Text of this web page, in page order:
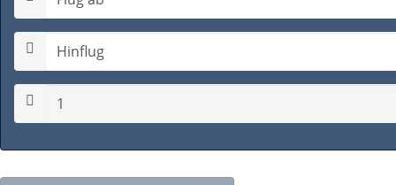
Hinflugdatum auswählen